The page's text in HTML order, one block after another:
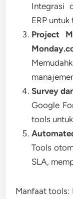
Integrasi
ERP
Project
Survey
Google
tools
Tools
SLA,
Manfaat tools: